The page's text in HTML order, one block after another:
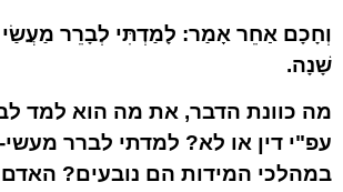
וְחָכָם אַחֵר אָמַר: לָמַדְתִּי לְבָרֵר
שָׁנָה.
מה כוונת הדבר, את מה הוא למד
עפ"י דין או לא? למדתי לברר
במהלכי המידות הם נובעים?